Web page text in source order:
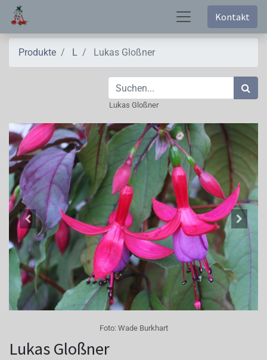
Kontakt
Produkte L Lukas Gloßner
Lukas Gloßner
Foto: Wade Burkhart
Lukas Gloßner